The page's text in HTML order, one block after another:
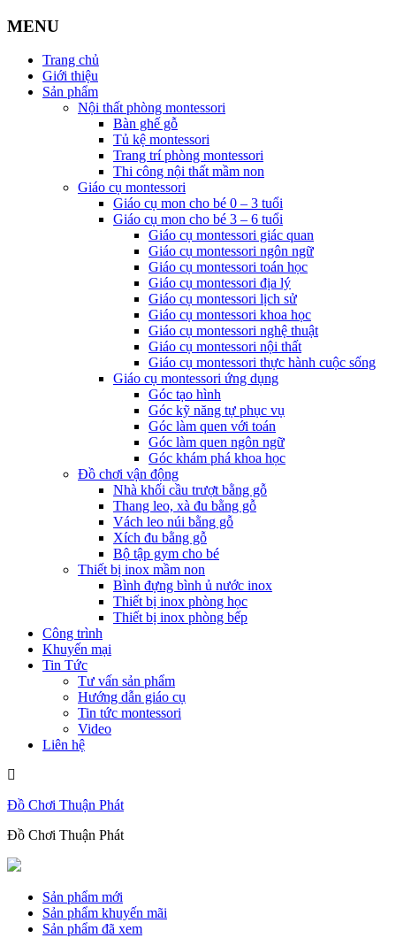
MENU
Trang chủ
Giới thiệu
Sản phẩm
Nội thất phòng montessori
Bàn ghế gỗ
Tủ kệ montessori
Trang trí phòng montessori
Thi công nội thất mầm non
Giáo cụ montessori
Giáo cụ mon cho bé 0 – 3 tuổi
Giáo cụ mon cho bé 3 – 6 tuổi
Giáo cụ montessori giác quan
Giáo cụ montessori ngôn ngữ
Giáo cụ montessori toán học
Giáo cụ montessori địa lý
Giáo cụ montessori lịch sử
Giáo cụ montessori khoa học
Giáo cụ montessori nghệ thuật
Giáo cụ montessori nội thất
Giáo cụ montessori thực hành cuộc sống
Giáo cụ montessori ứng dụng
Góc tạo hình
Góc kỹ năng tự phục vụ
Góc làm quen với toán
Góc làm quen ngôn ngữ
Góc khám phá khoa học
Đồ chơi vận động
Nhà khối cầu trượt bằng gỗ
Thang leo, xà đu bằng gỗ
Vách leo núi bằng gỗ
Xích đu bằng gỗ
Bộ tập gym cho bé
Thiết bị inox mầm non
Bình đựng bình ủ nước inox
Thiết bị inox phòng học
Thiết bị inox phòng bếp
Công trình
Khuyến mại
Tin Tức
Tư vấn sản phẩm
Hướng dẫn giáo cụ
Tin tức montessori
Video
Liên hệ
Đồ Chơi Thuận Phát
Đồ Chơi Thuận Phát
Sản phẩm mới
Sản phẩm khuyến mãi
Sản phẩm đã xem